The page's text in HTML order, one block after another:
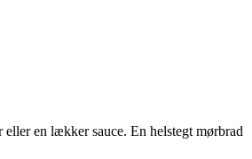
en lækker sauce. En helstegt mørbrad